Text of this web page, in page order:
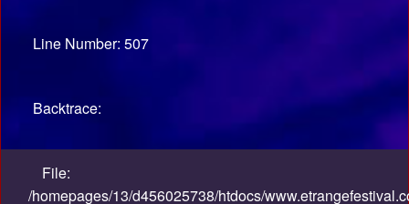
Line Number: 507
Backtrace:
File:
/homepages/13/d456025738/htdocs/